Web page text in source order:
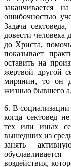
заканчивается
ошибочностью
Задача
довести человека
до Христа,
показывает
оставить на
жертвой другой
мирянин, то он
жизнью бывшего
6. В
когда сектовед
тех или иных
вышедших из
занять
воздействия,